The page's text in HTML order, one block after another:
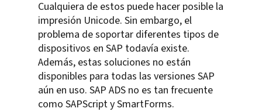
Cualquiera de estos puede hacer posible la
impresión Unicode. Sin embargo, el
problema de soportar diferentes tipos de
dispositivos en SAP todavía existe.
Además, estas soluciones no están
disponibles para todas las versiones SAP
aún en uso. SAP ADS no es tan frecuente
como SAPScript y SmartForms.